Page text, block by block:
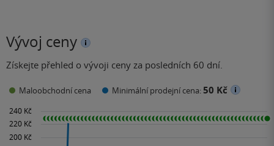
Vývoj ceny
Získejte přehled o vývoji ceny za posledních 60 dní.
Maloobchodní cena Minimální prodejní cena:50 Kč